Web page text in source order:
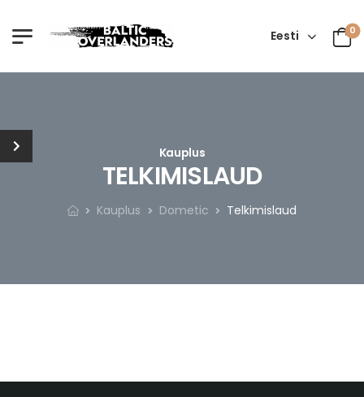
Eesti 0
Kauplus
TELKIMISLAUD
Kauplus Dometic Telkimislaud